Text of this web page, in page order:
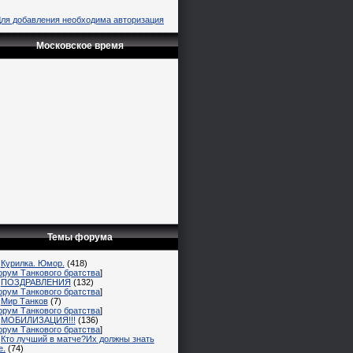
добавления необходима авторизация
Московское время
Темы форума
Курилка. Юмор. (418)
Танкового братства]
ПОЗДРАВЛЕНИЯ (132)
Танкового братства]
Мир Танков (7)
Танкового братства]
МОБИЛИЗАЦИЯ!!! (136)
Танкового братства]
Кто лучший в матче?Их должны знать
(74)